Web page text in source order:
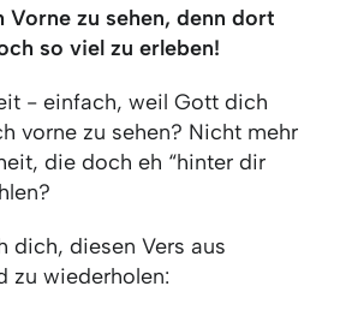
Vorne zu sehen, denn dort
so viel zu erleben!
- einfach, weil Gott dich
vorne zu sehen? Nicht mehr
die doch eh “hinter dir
dich, diesen Vers aus
zu wiederholen: